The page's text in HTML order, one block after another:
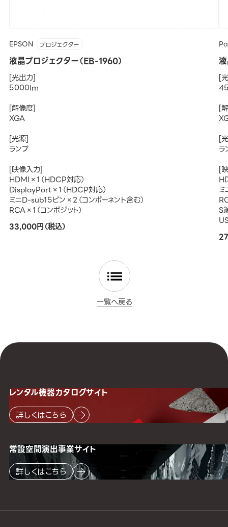
EPSON プロジェクター
液晶プロジェクター（EB-1960）
[光出力]
5000lm
[解像度]
XGA
[光源]
ランプ
[映像入力]
HDMI×1（HDCP対応）
DisplayPort×1（HDCP対応）
ミニD-sub15ピン×2（コンポーネント含む）
RCA×1（コンポジット）
33,000円（税込）
[
[
[
ラ
[
S
一覧へ戻る
レンタル機器カタログサイト
詳しくはこちら
常設空間演出事業サイト
詳しくはこちら